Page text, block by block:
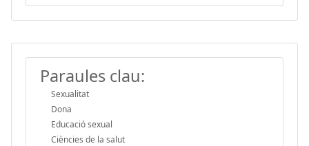
Paraules clau:
Sexualitat
Dona
Educació sexual
Ciències de la salut